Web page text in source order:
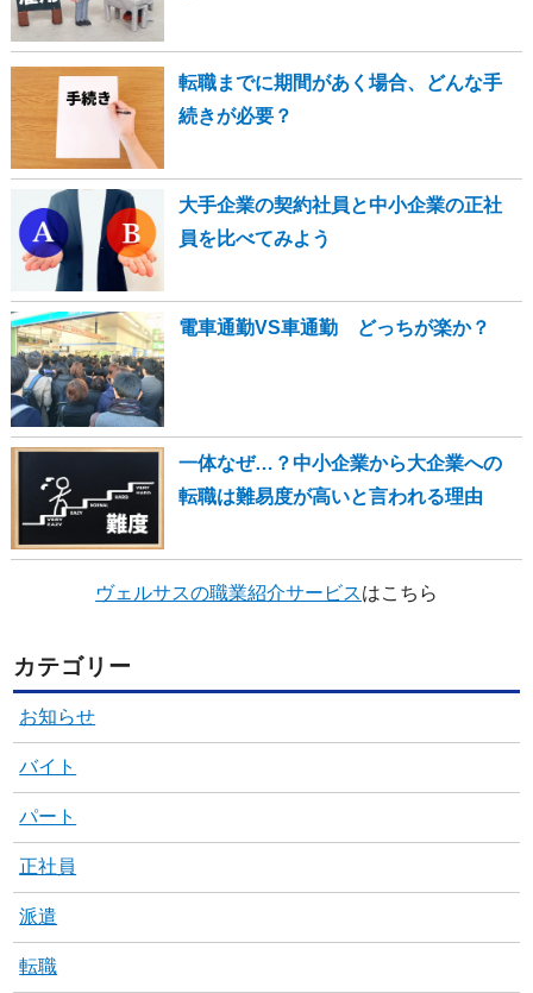
転職までに期間があく場合、どんな手
続きが必要？
大手企業の契約社員と中小企業の正社
員を比べてみよう
電車通勤VS車通勤 どっちが楽か？
一体なぜ…？中小企業から大企業への
転職は難易度が高いと言われる理由
ヴェルサスの職業紹介サービスはこちら
カテゴリー
お知らせ
バイト
パート
正社員
派遣
転職